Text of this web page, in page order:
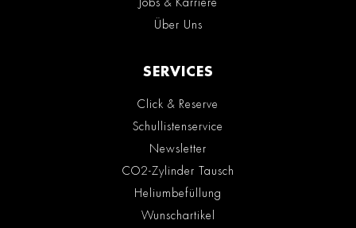
Jobs & Karriere
Über Uns
SERVICES
Click & Reserve
Schullistenservice
Newsletter
CO2-Zylinder Tausch
Heliumbefüllung
Wunschartikel